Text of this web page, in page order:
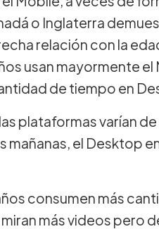
o Inglaterra
relación con la
usan mayormente el
de tiempo en
plataformas varían
mañanas, el Desktop
consumen más
más videos pero